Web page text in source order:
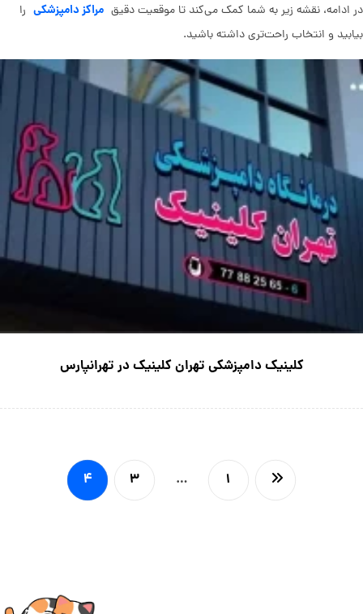
در ادامه، نقشه زیر به شما کمک می‌کند تا موقعیت دقیق مراکز دامپزشکی را
بیابید و انتخاب راحت‌تری داشته باشید.
کلینیک دامپزشکی تهران کلینیک در تهرانپارس
۱ … ۳ ۴